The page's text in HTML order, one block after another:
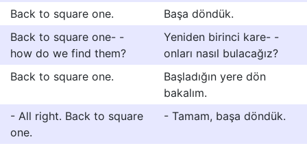
Back to square one.
Başa döndük.
Back to square one- -
how do we find them?
Yeniden birinci kare- -
onları nasıl bulacağız?
Back to square one.
Başladığın yere dön
bakalım.
- All right. Back to square
one.
- Tamam, başa döndük.